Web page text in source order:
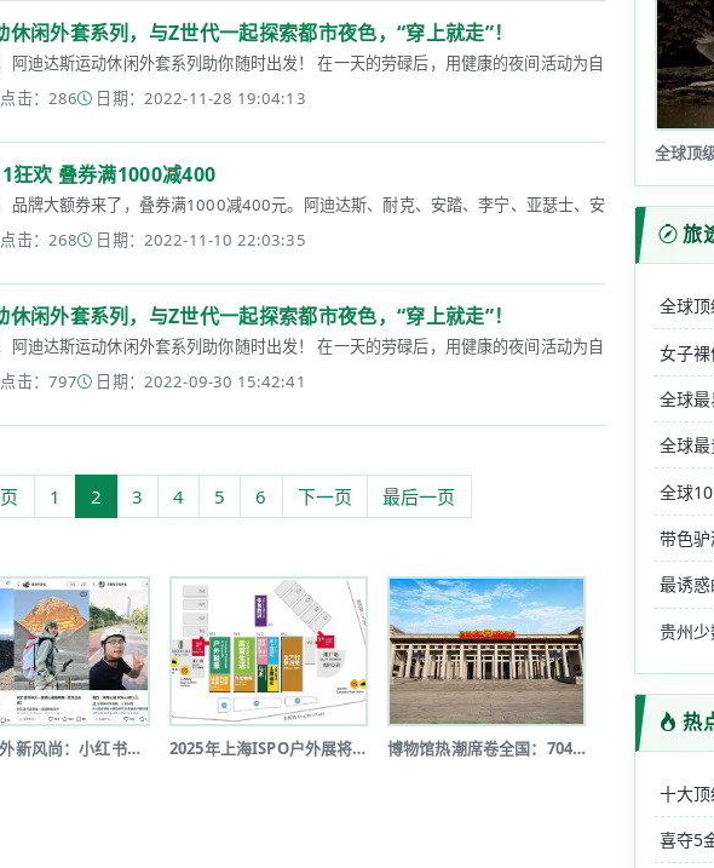
闲外套系列，与Z世代一起探索都市夜色，“穿上就走”！
阿迪达斯运动休闲外套系列助你随时出发！ 在一天的劳碌后，用健康的夜间活动为自己“充电”，是
点击：286 日期：2022-11-28 19:04:13
狂欢 叠券满1000减400
品牌大额券来了，叠券满1000减400元。阿迪达斯、耐克、安踏、李宁、亚瑟士、安德玛等名牌运
点击：268 日期：2022-11-10 22:03:35
闲外套系列，与Z世代一起探索都市夜色，“穿上就走”！
阿迪达斯运动休闲外套系列助你随时出发！ 在一天的劳碌后，用健康的夜间活动为自己“充电”，是
点击：797 日期：2022-09-30 15:42:41
1 2 3 4 5 6 下一页 最后一页
短途户外新风尚：小红书《2025上半... 2025年上海ISPO户外展将于7月... 博物馆热潮席卷全国：7046家博物馆...
旅
全球
女子
全球
全球
全球
带色
最诱
贵州
热
十大
喜夺5